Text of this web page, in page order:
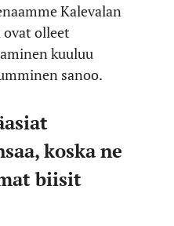
Kalevalan
olleet
kuuluu
sanoo.
koska ne
biisit